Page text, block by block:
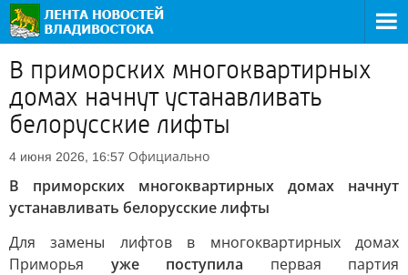
В приморских многоквартирных
домах начнут устанавливать
белорусские лифты
4 июня 2026, 16:57 Официально
В приморских многоквартирных домах начнут
устанавливать белорусские лифты
Для замены лифтов в многоквартирных домах
Приморья уже поступила первая партия